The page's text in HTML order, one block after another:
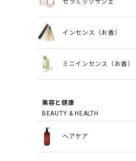
セラミックサシェ
インセンス（お香）
ミニインセンス（お香）
美容と健康
BEAUTY & HEALTH
ヘアケア